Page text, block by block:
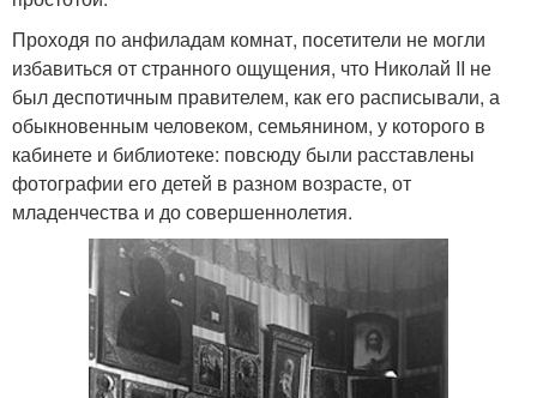
Проходя по анфиладам комнат, посетители не могли
избавиться от странного ощущения, что Николай II не
был деспотичным правителем, как его расписывали, а
обыкновенным человеком, семьянином, у которого в
кабинете и библиотеке: повсюду были расставлены
фотографии его детей в разном возрасте, от
младенчества и до совершеннолетия.